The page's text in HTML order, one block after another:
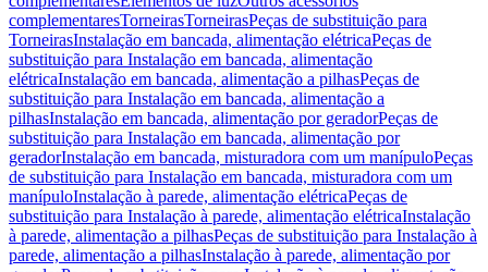
complementaresTorneirasTorneirasPeças de substituição para
TorneirasInstalação em bancada, alimentação elétricaPeças de
substituição para Instalação em bancada, alimentação
elétricaInstalação em bancada, alimentação a pilhasPeças de
substituição para Instalação em bancada, alimentação a
pilhasInstalação em bancada, alimentação por geradorPeças de
substituição para Instalação em bancada, alimentação por
geradorInstalação em bancada, misturadora com um manípuloPeças
de substituição para Instalação em bancada, misturadora com um
manípuloInstalação à parede, alimentação elétricaPeças de
substituição para Instalação à parede, alimentação elétricaInstalação
à parede, alimentação a pilhasPeças de substituição para Instalação à
parede, alimentação a pilhasInstalação à parede, alimentação por